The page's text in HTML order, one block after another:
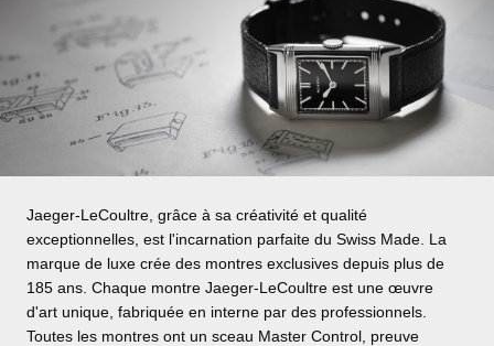
Jaeger-LeCoultre, grâce à sa créativité et qualité
exceptionnelles, est l'incarnation parfaite du Swiss Made. La
marque de luxe crée des montres exclusives depuis plus de
185 ans. Chaque montre Jaeger-LeCoultre est une œuvre
d'art unique, fabriquée en interne par des professionnels.
Toutes les montres ont un sceau Master Control, preuve